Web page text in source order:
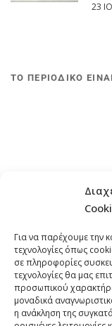
Για να παρέχουμε την
τεχνολογίες όπως
σε πληροφορίες
τεχνολογίες θα μας
προσωπικού
μοναδικά
η ανάκληση της
23
ΤΟ ΠΕΡΙΟΔΙΚΟ
ΤΗΛΕΦΩΝΟ: +30 211
EMAIL: